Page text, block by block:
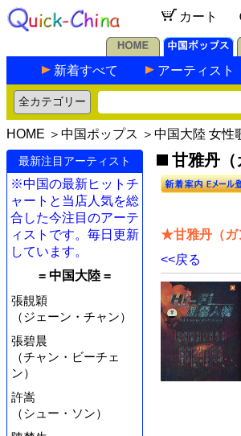
カート
新着すべて アーティスト
HOME ＞ 中国ポップス ＞ 中国大陸 女性
最新注目アーティスト
※中国の最新ヒットチ
ャートと当店人気を総
合した今注目のアーテ
ィストです。毎日更新
しています。
= 中国大陸 =
張靚穎
（ジェーン・チャン）
張碧晨
（チャン・ビーチェ
ン）
許嵩
（シュー・ソン）
甘雅丹（
★甘雅丹（ガ
<<戻る